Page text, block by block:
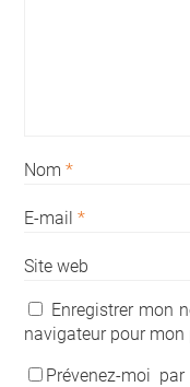
Nom *
E-mail *
Site web
Enregistrer mon
navigateur pour
Prévenez-moi